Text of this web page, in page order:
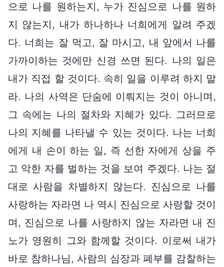
으로 나를 원하는지, 누가 진심으로 나를 원하
지 않는지, 내가 하나하나 너희에게 알려 주겠
다. 너희는 잘 먹고, 잘 마시고, 내 앞에서 나를
가까이하는 것에만 신경 쓰면 된다. 나의 일은
내가 직접 할 것이다. 속히 일을 이루려 하지 말
라. 나의 사역은 단숨에 이뤄지는 것이 아니며,
그 속에는 나의 절차와 지혜가 있다. 그러므로
나의 지혜를 나타낼 수 있는 것이다. 나는 너희
에게 내 손이 하는 일, 즉 선한 자에게 상을 주
고 악한 자를 벌하는 것을 보여 주겠다. 나는 절
대로 사람을 차별하지 않는다. 진심으로 나를
사랑하는 자라면 나 역시 진심으로 사랑할 것이
며, 진심으로 나를 사랑하지 않는 자라면 내 진
노가 영원히 그와 함께할 것이다. 이로써 내가
바로 참하나님, 사람의 심장과 폐부를 감찰하는